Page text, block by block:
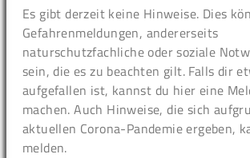
Es gibt derzeit keine Hinweise. Dies
Gefahrenmeldungen, andererseits
naturschutzfachliche oder soziale
sein, die es zu beachten gilt. Falls dir
aufgefallen ist, kannst du hier eine
machen. Auch Hinweise, die sich
aktuellen Corona-Pandemie ergeben,
melden.